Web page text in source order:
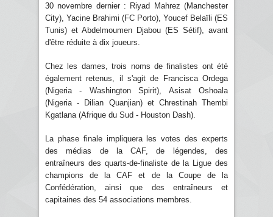
30 novembre dernier : Riyad Mahrez (Manchester
City), Yacine Brahimi (FC Porto), Youcef Belaïli (ES
Tunis) et Abdelmoumen Djabou (ES Sétif), avant
d'être réduite à dix joueurs.
Chez les dames, trois noms de finalistes ont été
également retenus, il s'agit de Francisca Ordega
(Nigeria - Washington Spirit), Asisat Oshoala
(Nigeria - Dilian Quanjian) et Chrestinah Thembi
Kgatlana (Afrique du Sud - Houston Dash).
La phase finale impliquera les votes des experts
des médias de la CAF, de légendes, des
entraîneurs des quarts-de-finaliste de la Ligue des
champions de la CAF et de la Coupe de la
Confédération, ainsi que des entraîneurs et
capitaines des 54 associations membres.